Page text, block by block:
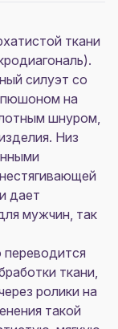
ткани
силуэт со
на
шнуром,
Низ
дает
мужчин, так
ткани,
ролики на
такой